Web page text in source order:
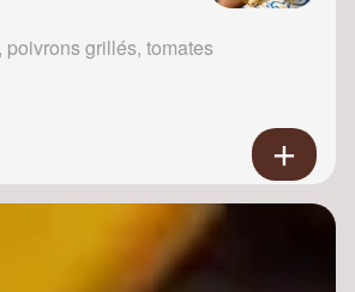
poivrons grillés, tomates